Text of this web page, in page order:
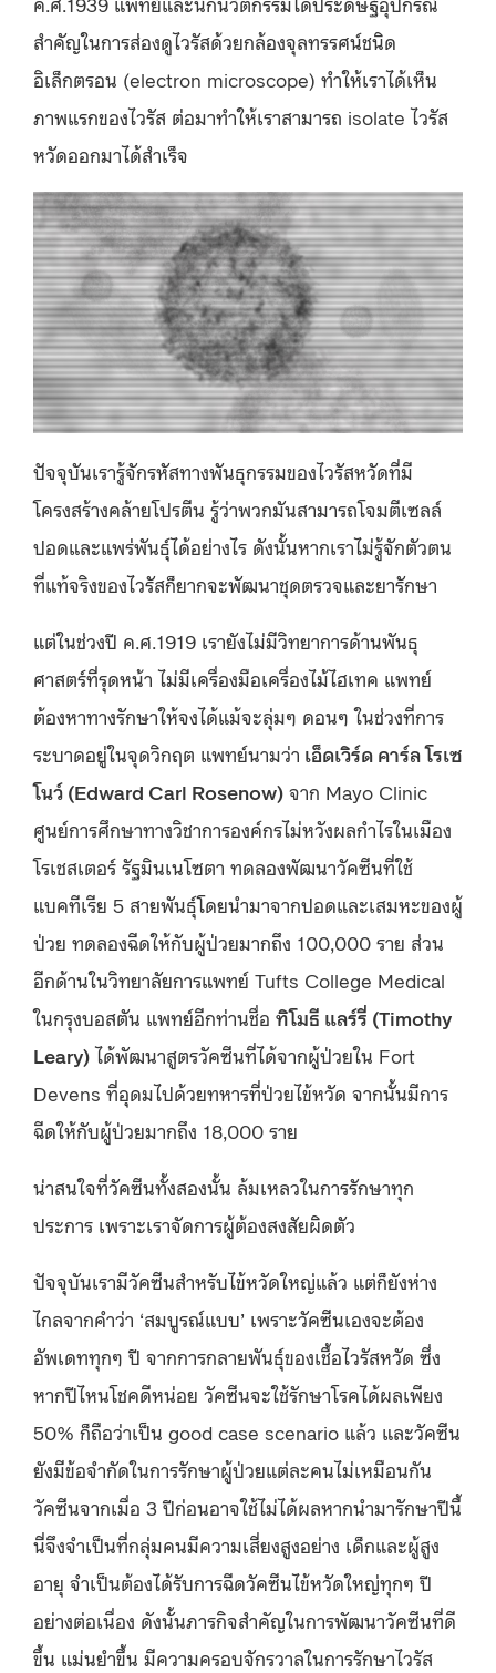
สำคัญในการส่องดูไวรัสด้วยกล้องจุลทรรศน์ชนิด
อิเล็กตรอน (electron microscope) ทำให้เราได้เห็น
ภาพแรกของไวรัส ต่อมาทำให้เราสามารถ isolate ไวรัส
หวัดออกมาได้สำเร็จ
ปัจจุบันเรารู้จักรหัสทางพันธุกรรมของไวรัสหวัดที่มี
โครงสร้างคล้ายโปรตีน รู้ว่าพวกมันสามารถโจมตีเซลล์
ปอดและแพร่พันธุ์ได้อย่างไร ดังนั้นหากเราไม่รู้จักตัวตน
ที่แท้จริงของไวรัสก็ยากจะพัฒนาชุดตรวจและยารักษา
แต่ในช่วงปี ค.ศ.1919 เรายังไม่มีวิทยาการด้านพันธุ
ศาสตร์ที่รุดหน้า ไม่มีเครื่องมือเครื่องไม้ไฮเทค แพทย์
ต้องหาทางรักษาให้จงได้แม้จะลุ่มๆ ดอนๆ ในช่วงที่การ
ระบาดอยู่ในจุดวิกฤต แพทย์นามว่า เอ็ดเวิร์ด คาร์ล โรเซ
โนว์ (Edward Carl Rosenow) จาก Mayo Clinic
ศูนย์การศึกษาทางวิชาการองค์กรไม่หวังผลกำไรในเมือง
โรเชสเตอร์ รัฐมินเนโซตา ทดลองพัฒนาวัคซีนที่ใช้
แบคทีเรีย 5 สายพันธุ์โดยนำมาจากปอดและเสมหะของผู้
ป่วย ทดลองฉีดให้กับผู้ป่วยมากถึง 100,000 ราย ส่วน
อีกด้านในวิทยาลัยการแพทย์ Tufts College Medical
ในกรุงบอสตัน แพทย์อีกท่านชื่อ ทิโมธี แลร์รี่ (Timothy
Leary)ได้พัฒนาสูตรวัคซีนที่ได้จากผู้ป่วยใน Fort
Devens ที่อุดมไปด้วยทหารที่ป่วยไข้หวัด จากนั้นมีการ
ฉีดให้กับผู้ป่วยมากถึง 18,000 ราย
น่าสนใจที่วัคซีนทั้งสองนั้น ล้มเหลวในการรักษาทุก
ประการ เพราะเราจัดการผู้ต้องสงสัยผิดตัว
ปัจจุบันเรามีวัคซีนสำหรับไข้หวัดใหญ่แล้ว แต่ก็ยังห่าง
ไกลจากคำว่า ‘สมบูรณ์แบบ’ เพราะวัคซีนเองจะต้อง
อัพเดททุกๆ ปี จากการกลายพันธุ์ของเชื้อไวรัสหวัด ซึ่ง
หากปีไหนโชคดีหน่อย วัคซีนจะใช้รักษาโรคได้ผลเพียง
50% ก็ถือว่าเป็น good case scenario แล้ว และวัคซีน
ยังมีข้อจำกัดในการรักษาผู้ป่วยแต่ละคนไม่เหมือนกัน
วัคซีนจากเมื่อ 3 ปีก่อนอาจใช้ไม่ได้ผลหากนำมารักษาปีนี้
นี่จึงจำเป็นที่กลุ่มคนมีความเสี่ยงสูงอย่าง เด็กและผู้สูง
อายุ จำเป็นต้องได้รับการฉีดวัคซีนไข้หวัดใหญ่ทุกๆ ปี
อย่างต่อเนื่อง ดังนั้นภารกิจสำคัญในการพัฒนาวัคซีนที่ดี
ขึ้น แม่นยำขึ้น มีความครอบจักรวาลในการรักษาไวรัส